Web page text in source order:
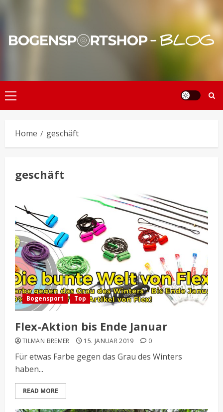
Primary
Menu
Home geschäft
geschäft
Bogensport Top
Flex-Aktion bis Ende Januar
TILMAN BREMER 15. JANUAR 2019 0
Für etwas Farbe gegen das Grau des Winters
haben...
READ MORE